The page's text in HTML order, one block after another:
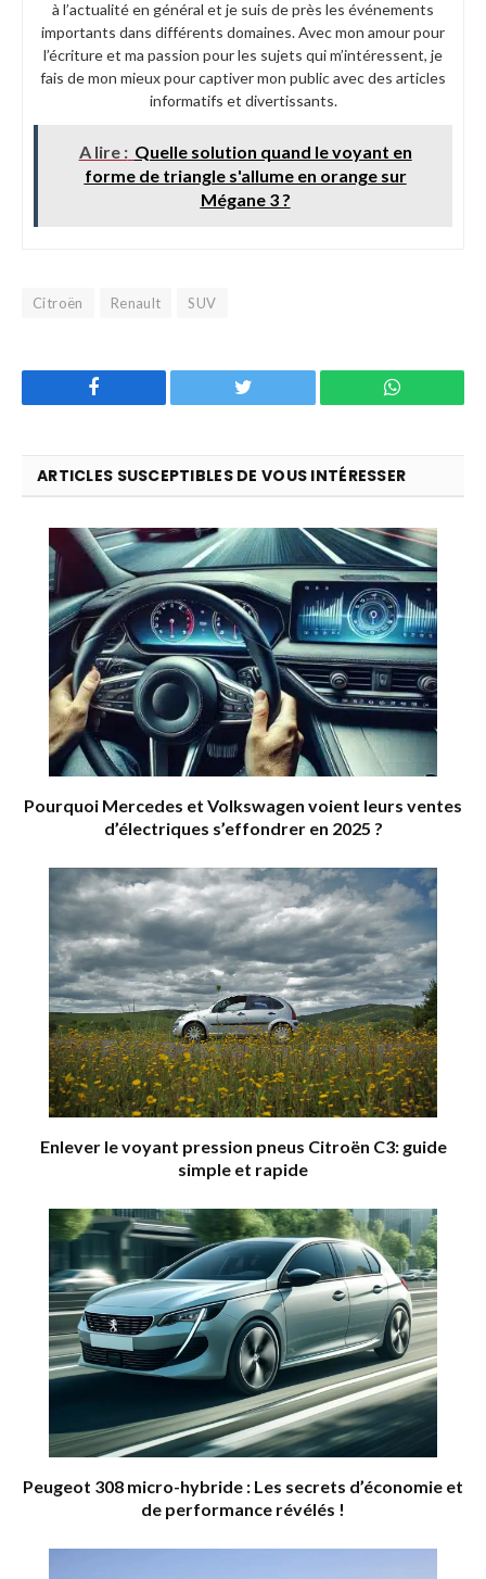
à l’actualité en général et je suis de près les événements
importants dans différents domaines. Avec mon amour pour
l’écriture et ma passion pour les sujets qui m’intéressent, je
fais de mon mieux pour captiver mon public avec des articles
informatifs et divertissants.
A lire : Quelle solution quand le voyant en
forme de triangle s'allume en orange sur
Mégane 3 ?
Citroën Renault SUV
Twitter WhatsApp
ARTICLES SUSCEPTIBLES DE VOUS INTÉRESSER
Pourquoi Mercedes et Volkswagen voient leurs ventes
d’électriques s’effondrer en 2025 ?
Enlever le voyant pression pneus Citroën C3: guide
simple et rapide
Peugeot 308 micro-hybride : Les secrets d’économie et
de performance révélés !